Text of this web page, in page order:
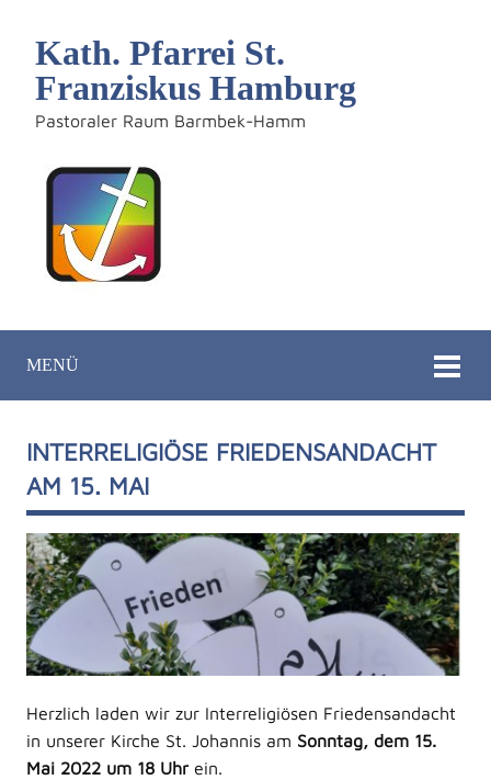
Kath. Pfarrei St.
Franziskus Hamburg
Pastoraler Raum Barmbek-Hamm
MENÜ
INTERRELIGIÖSE FRIEDENSANDACHT
AM 15. MAI
Herzlich laden wir zur Interreligiösen Friedensandacht
in unserer Kirche St. Johannis am Sonntag, dem 15.
Mai 2022 um 18 Uhr ein.